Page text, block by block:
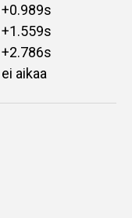
+0.989s
+1.559s
+2.786s
ei aikaa